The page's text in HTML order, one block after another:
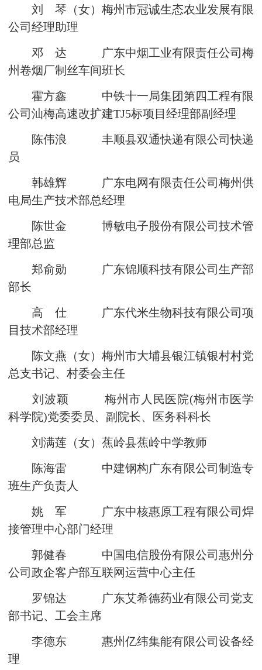
刘 琴（女）梅州市冠诚生态农业发展有限
公司经理助理
邓 达 广东中烟工业有限责任公司梅
州卷烟厂制丝车间班长
霍方鑫 中铁十一局集团第四工程有限
公司汕梅高速改扩建TJ5标项目经理部副经理
陈伟浪 丰顺县双通快递有限公司快递
员
韩雄辉 广东电网有限责任公司梅州供
电局生产技术部总经理
陈世金 博敏电子股份有限公司技术管
理部总监
郑俞勋 广东锦顺科技有限公司生产部
部长
高 仕 广东代米生物科技有限公司项
目技术部经理
陈文燕（女）梅州市大埔县银江镇银村村党
总支书记、村委会主任
刘波颖 梅州市人民医院(梅州市医学
科学院)党委委员、副院长、医务科科长
刘满莲（女）蕉岭县蕉岭中学教师
陈海雷 中建钢构广东有限公司制造专
班生产负责人
姚 军 广东中核惠原工程有限公司焊
接管理中心部门经理
郭健春 中国电信股份有限公司惠州分
公司政企客户部互联网运营中心主任
罗锦达 广东艾希德药业有限公司党支
部书记、工会主席
李德东 惠州亿纬集能有限公司设备经
理